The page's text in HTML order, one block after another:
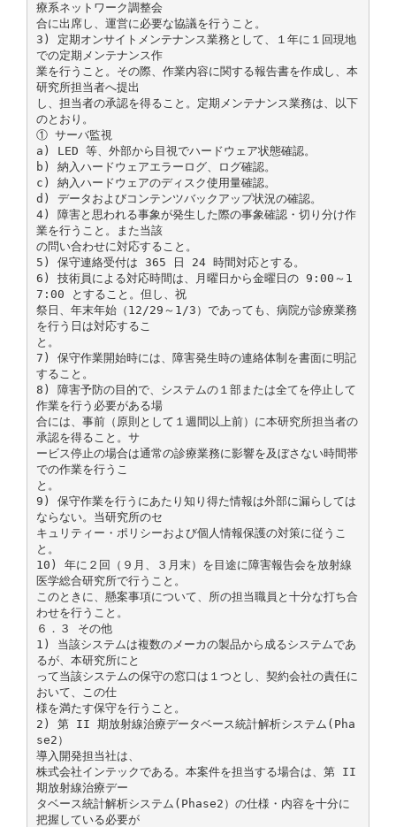
療系ネットワーク調整会
合に出席し、運営に必要な協議を行うこと。
3) 定期オンサイトメンテナンス業務として、１年に１回現地
での定期メンテナンス作
業を行うこと。その際、作業内容に関する報告書を作成し、本
研究所担当者へ提出
し、担当者の承認を得ること。定期メンテナンス業務は、以下
のとおり。
① サーバ監視
a) LED 等、外部から目視でハードウェア状態確認。
b) 納入ハードウェアエラーログ、ログ確認。
c) 納入ハードウェアのディスク使用量確認。
d) データおよびコンテンツバックアップ状況の確認。
4) 障害と思われる事象が発生した際の事象確認・切り分け作
業を行うこと。また当該
の問い合わせに対応すること。
5) 保守連絡受付は 365 日 24 時間対応とする。
6) 技術員による対応時間は、月曜日から金曜日の 9:00～1
7:00 とすること。但し、祝
祭日、年末年始（12/29～1/3）であっても、病院が診療業務
を行う日は対応するこ
と。
7) 保守作業開始時には、障害発生時の連絡体制を書面に明記
すること。
8) 障害予防の目的で、システムの１部または全てを停止して
作業を行う必要がある場
合には、事前（原則として１週間以上前）に本研究所担当者の
承認を得ること。サ
ービス停止の場合は通常の診療業務に影響を及ぼさない時間帯
での作業を行うこ
と。
9) 保守作業を行うにあたり知り得た情報は外部に漏らしては
ならない。当研究所のセ
キュリティー・ポリシーおよび個人情報保護の対策に従うこ
と。
10) 年に２回（９月、３月末）を目途に障害報告会を放射線
医学総合研究所で行うこと。
このときに、懸案事項について、所の担当職員と十分な打ち合
わせを行うこと。
６．３ その他
1) 当該システムは複数のメーカの製品から成るシステムであ
るが、本研究所にと
って当該システムの保守の窓口は１つとし、契約会社の責任に
おいて、この仕
様を満たす保守を行うこと。
2) 第 II 期放射線治療データベース統計解析システム(Pha
se2）
導入開発担当社は、
株式会社インテックである。本案件を担当する場合は、第 II
期放射線治療デー
タベース統計解析システム(Phase2）の仕様・内容を十分に
把握している必要が